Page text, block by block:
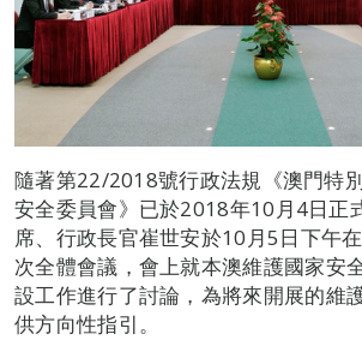
隨著第22/2018號行政法規《澳門特
安全委員會》已於2018年10月4日正
席、行政長官崔世安於10月5日下午
次全體會議，會上就本澳維護國家安
設工作進行了討論，為將來開展的維
供方向性指引。